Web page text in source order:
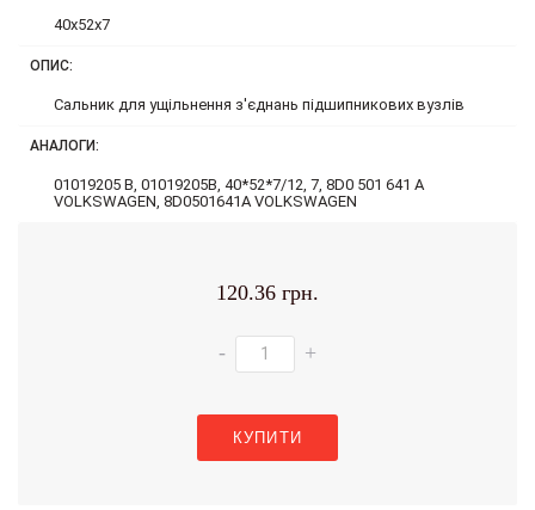
40x52x7
ОПИС:
Сальник для ущільнення з'єднань підшипникових вузлів
АНАЛОГИ:
01019205 B, 01019205B, 40*52*7/12, 7, 8D0 501 641 A
VOLKSWAGEN, 8D0501641A VOLKSWAGEN
120.36 грн.
- +
КУПИТИ